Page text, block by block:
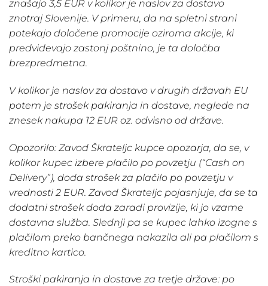
znašajo 3,5 EUR v kolikor je naslov za dostavo
znotraj Slovenije. V primeru, da na spletni strani
potekajo določene promocije oziroma akcije, ki
predvidevajo zastonj poštnino, je ta določba
brezpredmetna.
V kolikor je naslov za dostavo v drugih državah EU
potem je strošek pakiranja in dostave, neglede na
znesek nakupa 12 EUR oz. odvisno od države.
Opozorilo: Zavod Škrateljc kupce opozarja, da se, v
kolikor kupec izbere plačilo po povzetju (“Cash on
Delivery”), doda strošek za plačilo po povzetju v
vrednosti 2 EUR. Zavod Škrateljc pojasnjuje, da se ta
dodatni strošek doda zaradi provizije, ki jo vzame
dostavna služba. Slednji pa se kupec lahko izogne s
plačilom preko bančnega nakazila ali pa plačilom s
kreditno kartico.
Stroški pakiranja in dostave za tretje države: po